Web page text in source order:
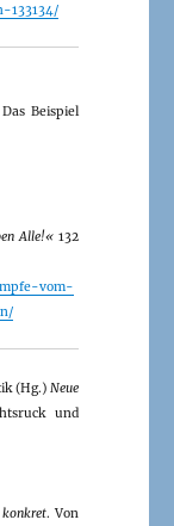
133134/
Beispiel
Alle!«132
vom-
(Hg.) Neue
und
. Von